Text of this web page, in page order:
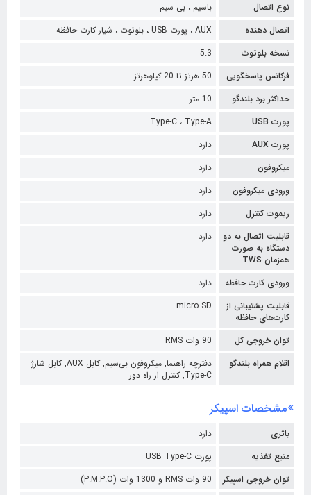
نوع اتصال باسیم ، بی سیم
اتصال دهنده
AUX ، پورت USB ، بلوتوث ، شیار کارت حافظه
نسخه بلوتوث
5.3
فرکانس پاسخگویی
50 هرتز تا 20 کیلوهرتز
حداکثر برد بلندگو
10 متر
پورت USB
Type-C ، Type-A
پورت AUX
دارد
میکروفون
دارد
ورودی میکروفون
دارد
ریموت کنترل
دارد
قابلیت اتصال به دو
دستگاه به صورت
همزمان TWS
دارد
ورودی کارت حافظه
دارد
قابلیت پشتیبانی از
کارت‌های حافظه
micro SD
توان خروجی کل
90 وات RMS
اقلام همراه بلندگو
دفترچه راهنما, میکروفون بی‌سیم, کابل AUX, کابل شارژ
Type-C, کنترل از راه دور
مشخصات اسپیکر
باتری
دارد
منبع تغذیه
پورت USB Type-C
توان خروجی اسپیکر
90 وات RMS و 1300 وات (P.M.P.O)